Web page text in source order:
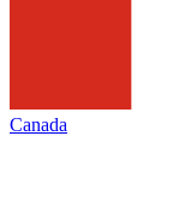
Canada